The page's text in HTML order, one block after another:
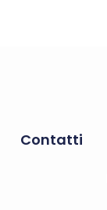
Contatti